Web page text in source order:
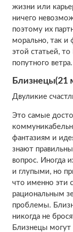
жизни или
ничего
поэтому их
морально, так и
этой статьей,
попутного ветра.
Близнецы(21
Двуликие
Это самые
фантазиям и
знают
вопрос. Иногда
и глупыми, но
что именно эти
рациональным
проблемы.
никогда не
Близнецы могут